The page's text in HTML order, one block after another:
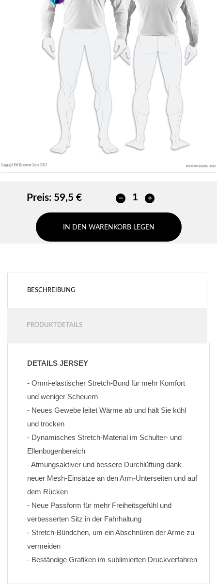
Konturfarbe
Keine kontur
HINZUFÜGEN
Konturfarbe
Keine kontur
HINZUFÜGEN
Preis: 59,5 €
IN DEN WARENKORB LEGEN
BESCHREIBUNG
PRODUKTDETAILS
DETAILS JERSEY
- Omni-elastischer Stretch-Bund für mehr Komfort
und weniger Scheuern
- Neues Gewebe leitet Wärme ab und hält Sie kühl
und trocken
- Dynamisches Stretch-Material im Schulter- und
Ellenbogenbereich
- Atmungsaktiver und bessere Durchlüftung dank
neuer Mesh-Einsätze an den Arm-Unterseiten und auf
dem Rücken
- Neue Passform für mehr Freiheitsgefühl und
verbesserten Sitz in der Fahrhaltung
- Stretch-Bündchen, um ein Abschnüren der Arme zu
vermeiden
- Beständige Grafiken im sublimierten Druckverfahren